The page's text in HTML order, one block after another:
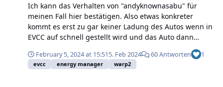
Ich kann das Verhalten von "andyknownasabu" für
meinen Fall hier bestätigen. Also etwas konkreter
kommt es erst zu gar keiner Ladung des Autos wenn in
EVCC auf schnell gestellt wird und das Auto dann
angesteckt wird, passiert...nichts (was sonst immer
klappte). In EVCC wird nur "Ready. Waiting for vehicle"
wie bei Andy angezeigt. Auch analog zu Andy ist bei
February 5, 2024 at 15:515. Feb 2024 60 Antworten 1
evcc energy manager warp2